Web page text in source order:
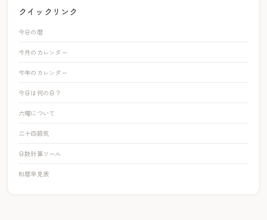
クイックリンク
今日の暦
今月のカレンダー
今年のカレンダー
今日は何の日？
六曜について
二十四節気
日数計算ツール
和暦早見表